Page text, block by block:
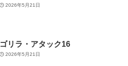
2026年5月21日
ゴリラ・アタック16
2026年5月21日